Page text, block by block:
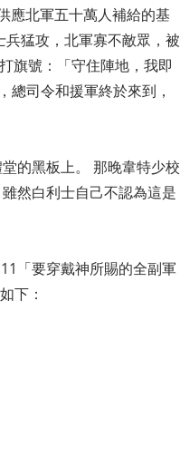
應北軍五十萬人補給的基
猛攻，北軍寡不敵眾，被
旗號：「守住陣地，我即
司令和援軍終於來到，
的黑板上。 那晚韋特少校
然白利士自己不認為這是
「要穿戴神所賜的全副軍
下：